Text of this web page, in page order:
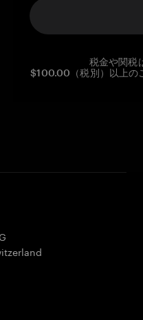
税金や関税
$100.00（税別）以上の